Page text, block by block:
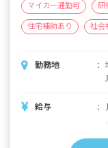
マイカー通勤可 研
住宅補助あり 社会
勤務地
給与